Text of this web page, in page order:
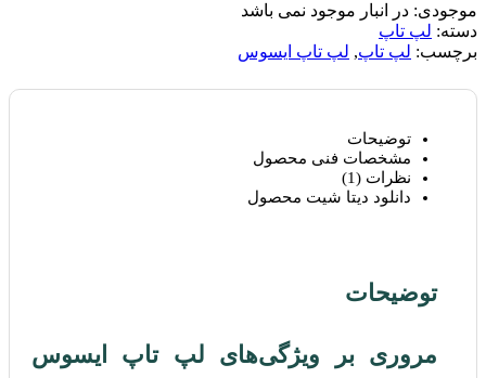
موجودی: در انبار موجود نمی باشد
دسته: لپ تاپ
برچسب: لپ تاپ, لپ تاپ ایسوس
توضیحات
مشخصات فنی محصول
نظرات (1)
دانلود دیتا شیت محصول
توضیحات
مروری بر ویژگی‌های لپ تاپ ایسوس